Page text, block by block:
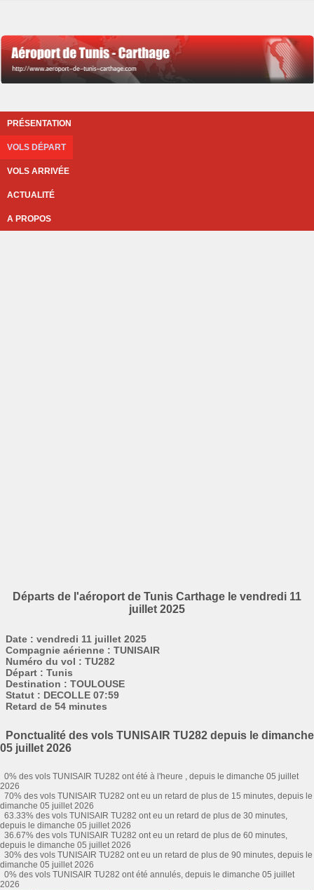
PRÉSENTATION
VOLS DÉPART
VOLS ARRIVÉE
ACTUALITÉ
A PROPOS
Départs de l'aéroport de Tunis Carthage le vendredi 11
juillet 2025
Date : vendredi 11 juillet 2025
Compagnie aérienne : TUNISAIR
Numéro du vol : TU282
Départ : Tunis
Destination : TOULOUSE
Statut : DECOLLE 07:59
Retard de 54 minutes
Ponctualité des vols TUNISAIR TU282 depuis le dimanche
05 juillet 2026
0% des vols TUNISAIR TU282 ont été à l'heure , depuis le dimanche 05 juillet
2026
70% des vols TUNISAIR TU282 ont eu un retard de plus de 15 minutes, depuis le
dimanche 05 juillet 2026
63.33% des vols TUNISAIR TU282 ont eu un retard de plus de 30 minutes,
depuis le dimanche 05 juillet 2026
36.67% des vols TUNISAIR TU282 ont eu un retard de plus de 60 minutes,
depuis le dimanche 05 juillet 2026
30% des vols TUNISAIR TU282 ont eu un retard de plus de 90 minutes, depuis le
dimanche 05 juillet 2026
0% des vols TUNISAIR TU282 ont été annulés, depuis le dimanche 05 juillet
2026